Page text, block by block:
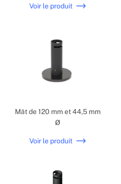
Voir le produit
Mât de 120 mm et 44,5 mm
Ø
Voir le produit